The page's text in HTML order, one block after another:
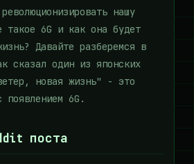
нашу
6G и как она будет
Давайте разберемся в
сказал один из японских
новая жизнь" - это
появлением 6G.
поста